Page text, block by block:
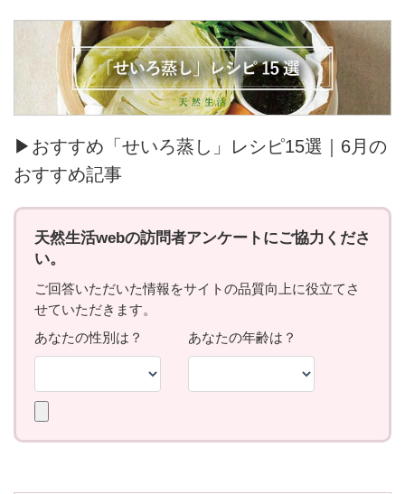
▶おすすめ「せいろ蒸し」レシピ15選｜6月の
おすすめ記事